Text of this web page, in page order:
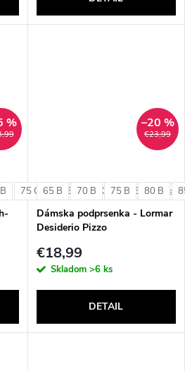
%
75 C 80 B 80 C 85 B +
€23,99
–20 %
65 B 70 B 75 B 80 B
Dámska podprsenka - Lormar
Desiderio Pizzo
€18,99
Skladom >6 ks
DETAIL